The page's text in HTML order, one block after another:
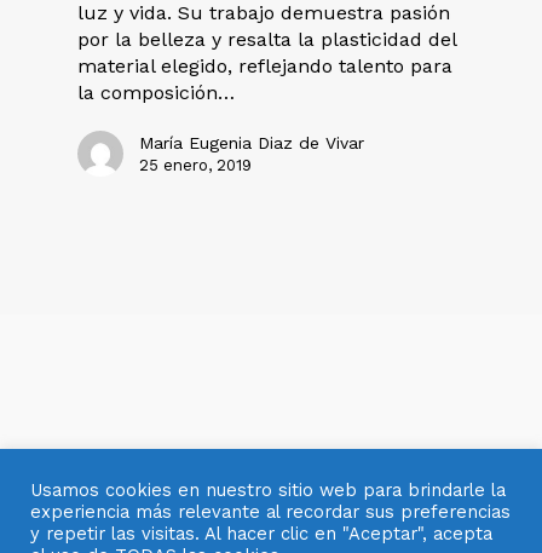
luz y vida. Su trabajo demuestra pasión
por la belleza y resalta la plasticidad del
material elegido, reflejando talento para
la composición…
María Eugenia Diaz de Vivar
25 enero, 2019
Usamos cookies en nuestro sitio web para brindarle la
experiencia más relevante al recordar sus preferencias
y repetir las visitas. Al hacer clic en "Aceptar", acepta